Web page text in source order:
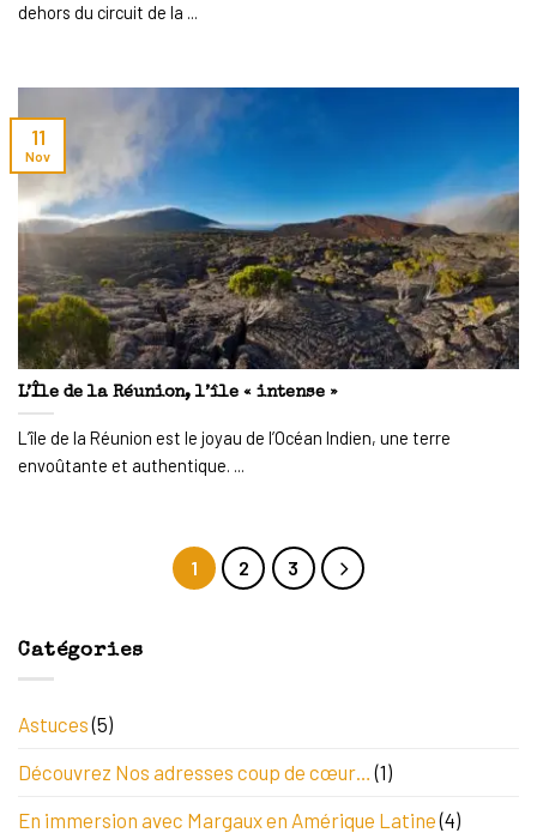
dehors du circuit de la ...
L’Île de la Réunion, l’île « intense »
L’île de la Réunion est le joyau de l’Océan Indien, une terre
envoûtante et authentique. ...
11
Nov
1 2 3
Catégories
Astuces(5)
Découvrez Nos adresses coup de cœur… (1)
En immersion avec Margaux en Amérique Latine(4)